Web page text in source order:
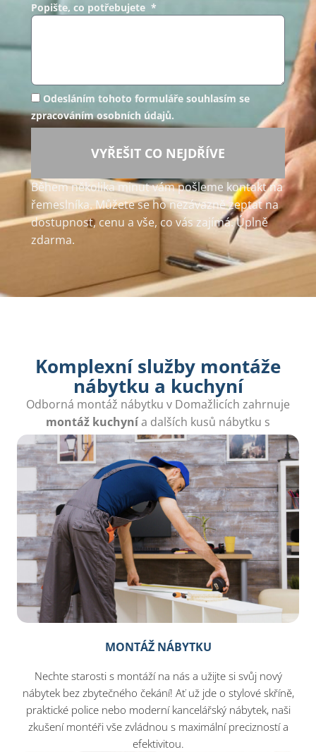
Popište, co potřebujete *
Odesláním tohoto formuláře souhlasím se
zpracováním osobních údajů.
VYŘEŠIT CO NEJDŘÍVE
Během několika minut vám pošleme kontakt na
řemeslníka. Můžete se ho nezávazně zeptat na
dostupnost, cenu a vše, co vás zajímá. Úplně
zdarma.
Komplexní služby montáže
nábytku a kuchyní
Odborná montáž nábytku v Domažlicích zahrnuje
montáž kuchynía dalších kusů nábytku s
důrazem na kvalitu a rychlost.
MONTÁŽ NÁBYTKU
Nechte starosti s montáží na nás a užijte si svůj nový
nábytek bez zbytečného čekání! Ať už jde o stylové skříně,
praktické police nebo moderní kancelářský nábytek, naši
zkušení montéři vše zvládnou s maximální precizností a
efektivitou.